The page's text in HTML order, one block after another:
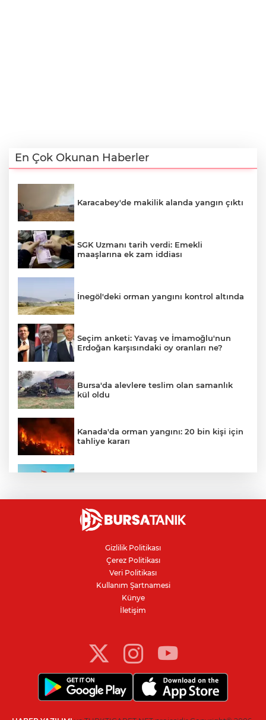
En Çok Okunan Haberler
Karacabey'de makilik alanda yangın çıktı
SGK Uzmanı tarih verdi: Emekli
maaşlarına ek zam iddiası
İnegöl'deki orman yangını kontrol altında
Seçim anketi: Yavaş ve İmamoğlu'nun
Erdoğan karşısındaki oy oranları ne?
Bursa'da alevlere teslim olan samanlık
kül oldu
Kanada'da orman yangını: 20 bin kişi için
tahliye kararı
Karacabey Belediyespor'dan
Bursaspor'un gençlerine 5 yıllık imza
Kanser teşhisinde doğru görüntüleme
hayat kurtarıyor
Bursa'da parkta sıra dışı buluşma: Tilki,
Gizlilik Politikası
Çerez Politikası
Veri Politikası
Kullanım Şartnamesi
Künye
İletişim